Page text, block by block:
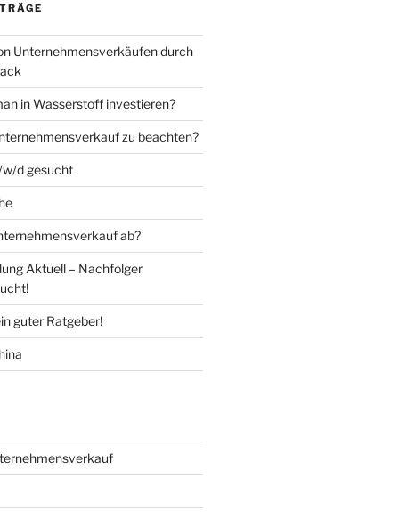
Unternehmensverkäufen durch
in Wasserstoff investieren?
zu beachten?
d gesucht
ab?
Aktuell – Nachfolger
guter Ratgeber!